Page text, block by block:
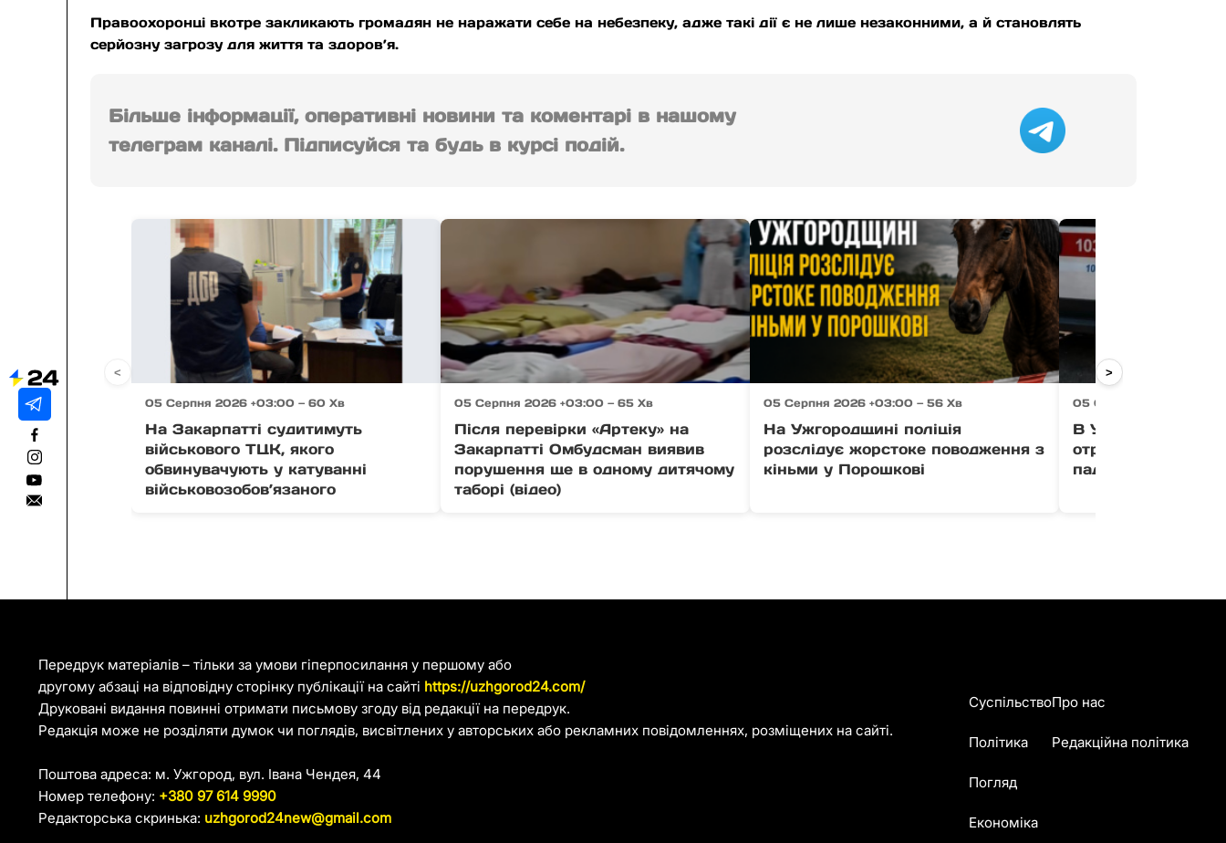
Правоохоронці вкотре закликають громадян не наражати себе на небезпеку, адже такі дії є не лише незаконними, а й становлять
серйозну загрозу для життя та здоров’я.
Більше інформації, оперативні новини та коментарі в нашому
телеграм каналі. Підписуйся та будь в курсі подій.
05 Серпня 2026 +03:00 — 60 Хв
На Закарпатті судитимуть
військового ТЦК, якого
обвинувачують у катуванні
військовозобов’язаного
05 Серпня 2026 +03:00 — 65 Хв
Після перевірки «Артеку» на
Закарпатті Омбудсман виявив
порушення ще в одному дитячому
таборі (відео)
05 Серпня 2026 +03:00 — 56 Хв
На Ужгородщині поліція
розслідує жорстоке поводження з
кіньми у Порошкові
05 Серпня 2026 +03:00
В Ужгороді 11-
отримав перелом
падіння з
< >
Передрук матеріалів – тільки за умови гіперпосилання у першому або
другому абзаці на відповідну сторінку публікації на сайті https://uzhgorod24.com/
Друковані видання повинні отримати письмову згоду від редакції на передрук.
Редакція може не розділяти думок чи поглядів, висвітлених у авторських або рекламних повідомленнях, розміщених на сайті.
Поштова адреса: м. Ужгород, вул. Івана Чендея, 44
Номер телефону: +380 97 614 9990
Редакторська скринька: uzhgorod24new@gmail.com
Суспільство
Політика
Погляд
Економіка
Про нас
Редакційна політика